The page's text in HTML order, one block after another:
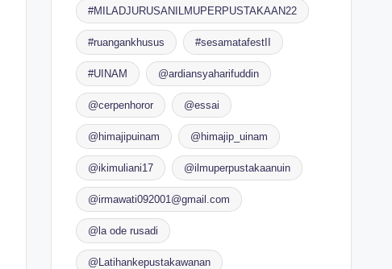
#MILADJURUSANILMUPERPUSTAKAAN22
#ruangankhusus #sesamatafestII
#UINAM @ardiansyaharifuddin
@cerpenhoror @essai
@himajipuinam @himajip_uinam
@ikimuliani17 @ilmuperpustakaanuin
@irmawati092001@gmail.com
@la ode rusadi
@Latihankepustakawanan